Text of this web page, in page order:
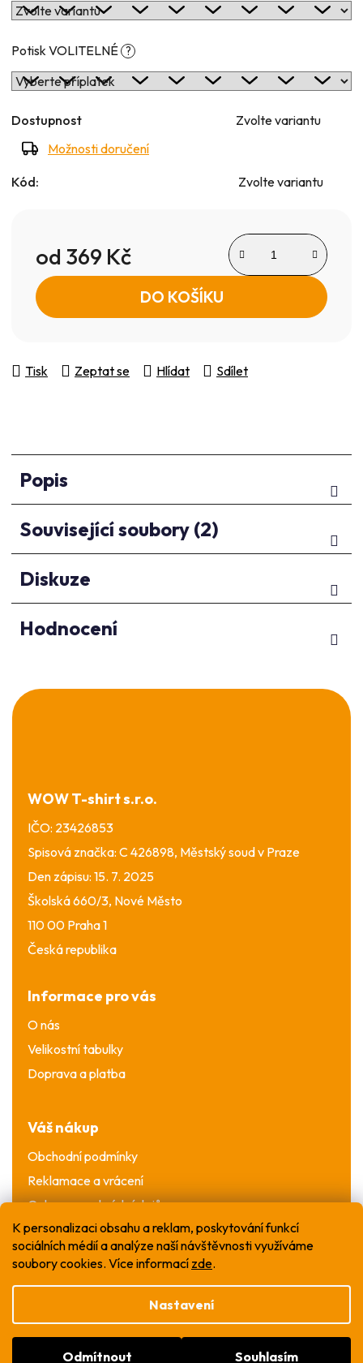
K personalizaci obsahu a reklam, poskytování funkcí
sociálních médií a analýze naší návštěvnosti využíváme
soubory cookies. Více informací zde.
Nastavení
Odmítnout Souhlasím
Potisk VOLITELNÉ ?
Dostupnost
Zvolte variantu
Možnosti doručení
Kód: Zvolte variantu
od 369 Kč
Měrná cena:
DO KOŠÍKU
Tisk Zeptat se Hlídat Sdílet
Popis
Související soubory (2)
Diskuze
Hodnocení
Z
á
WOW T-shirt s.r.o.
IČO: 23426853
Spisová značka: C 426898, Městský soud v Praze
Den zápisu: 15. 7. 2025
Školská 660/3, Nové Město
110 00 Praha 1
Česká republika
Informace pro vás
O nás
Velikostní tabulky
Doprava a platba
Váš nákup
Obchodní podmínky
Reklamace a vrácení
Ochrana osobních údajů
Vytvořil Shoptet